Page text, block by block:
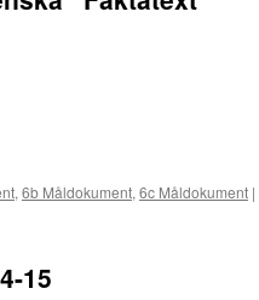
, 6b Måldokument, 6c Måldokument |
15